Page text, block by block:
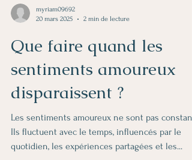
myriam09692
20 mars 2025
2 min de lecture
Que faire quand les
sentiments amoureux
disparaissent ?
Les sentiments amoureux ne sont pas
Ils fluctuent avec le temps, influencés par le
quotidien, les expériences partagées et les...